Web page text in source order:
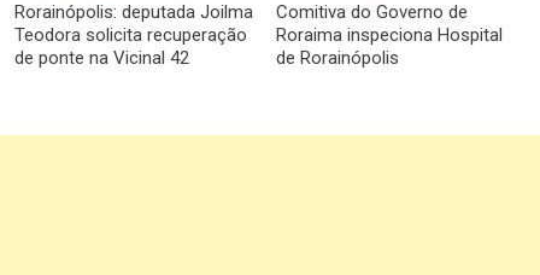
Rorainópolis: deputada Joilma
Teodora solicita recuperação
de ponte na Vicinal 42
Comitiva do Governo de
Roraima inspeciona Hospital
de Rorainópolis